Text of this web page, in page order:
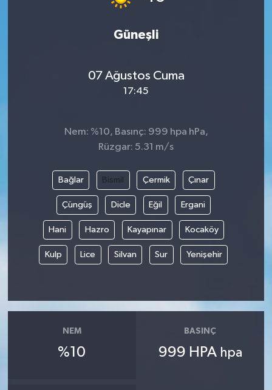
Güneşli
07 Ağustos Cuma
17:45
Nem: %10, Basınç: 999 hpa hPa,
Rüzgar: 5.31 m/s
Bağlar Bismil Çermik Çınar
Çüngüş Dicle Eğil Ergani
Hani Hazro Kayapınar Kocaköy
Kulp Lice Silvan Sur Yenişehir
NEM
%10
BASINÇ
999 HPA hpa